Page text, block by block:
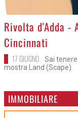
>
Rivolta d'Adda -
Cincinnati
17 GIUGNO
Sai
mostra Land (Scape)
IMMOBILIARE